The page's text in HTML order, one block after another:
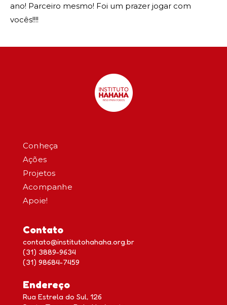
ano! Parceiro mesmo! Foi um prazer jogar com
vocês!!!!
Conheça
Ações
Projetos
Acompanhe
Apoie!
Contato
contato@institutohahaha.org.br
(31) 3889-9634
(31) 98684-7459
Endereço
Rua Estrela do Sul, 126